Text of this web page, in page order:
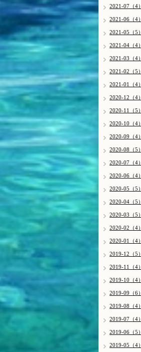
2021-07（4）
2021-06（4）
2021-05（5）
2021-04（4）
2021-03（4）
2021-02（5）
2021-01（4）
2020-12（4）
2020-11（5）
2020-10（4）
2020-09（4）
2020-08（5）
2020-07（4）
2020-06（4）
2020-05（5）
2020-04（5）
2020-03（5）
2020-02（4）
2020-01（4）
2019-12（5）
2019-11（4）
2019-10（4）
2019-09（6）
2019-08（4）
2019-07（4）
2019-06（5）
2019-05（4）